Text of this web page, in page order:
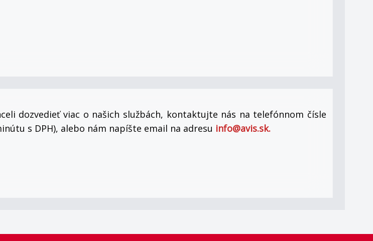
dozvedieť viac o našich službách, kontaktujte nás na telefónnom čísle
s DPH), alebo nám napíšte email na adresu info@avis.sk.